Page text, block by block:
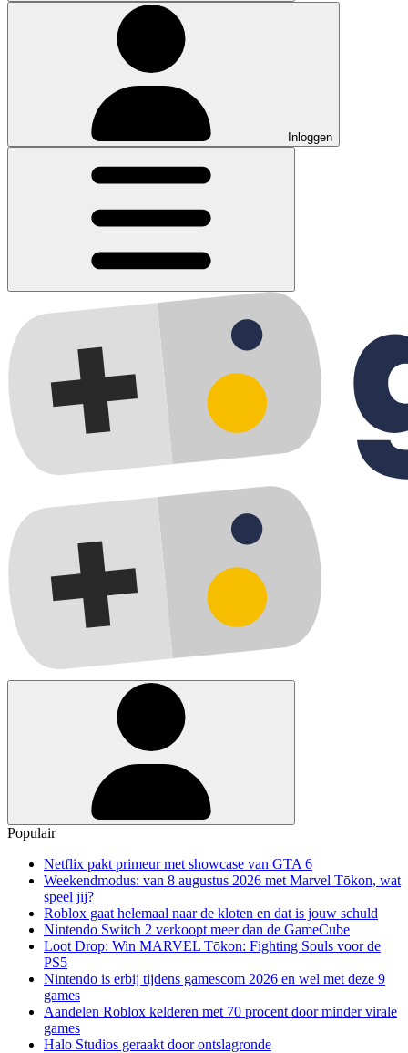
Inloggen
Populair
Netflix pakt primeur met showcase van GTA 6
Weekendmodus: van 8 augustus 2026 met Marvel Tōkon, wat
speel jij?
Roblox gaat helemaal naar de kloten en dat is jouw schuld
Nintendo Switch 2 verkoopt meer dan de GameCube
Loot Drop: Win MARVEL Tōkon: Fighting Souls voor de
PS5
Nintendo is erbij tijdens gamescom 2026 en wel met deze 9
games
Aandelen Roblox kelderen met 70 procent door minder virale
games
Halo Studios geraakt door ontslagronde